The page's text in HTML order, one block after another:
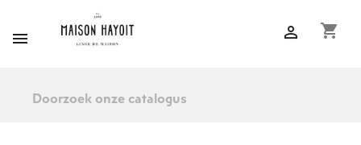
 shopping_cart
